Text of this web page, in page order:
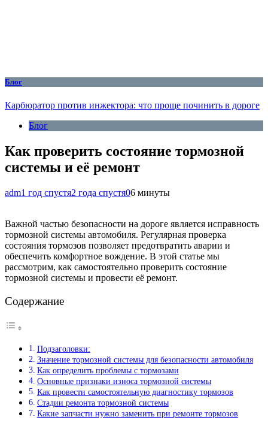
Блог
Карбюратор против инжектора: что проще починить в дороге
Блог
Как проверить состояние тормозной
системы и её ремонт
adm1 год спустя2 года спустя06 минуты
Важной частью безопасности на дороге является исправность
тормозной системы автомобиля. Регулярная проверка
состояния тормозов позволяет предотвратить аварии и
обеспечить комфортное вождение. В этой статье мы
рассмотрим, как самостоятельно проверить состояние
тормозной системы и провести её ремонт.
Содержание
Подзаголовки:
Значение тормозной системы для безопасности автомобиля
Как определить проблемы с тормозами
Основные признаки износа тормозной системы
Как провести самостоятельную диагностику тормозов
Стадии ремонта тормозной системы
Какие запчасти нужно заменить при ремонте тормозов